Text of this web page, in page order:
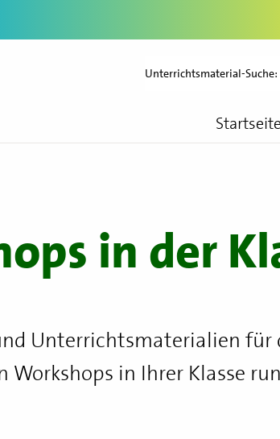
Unterrichtsmaterial-Suche:
Startseite
in der
Unterrichtsmaterialien für
in Ihrer Klasse